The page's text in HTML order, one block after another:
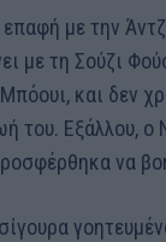
με την
με τη Σούζι
και δεν
του. Εξάλλου, ο
να